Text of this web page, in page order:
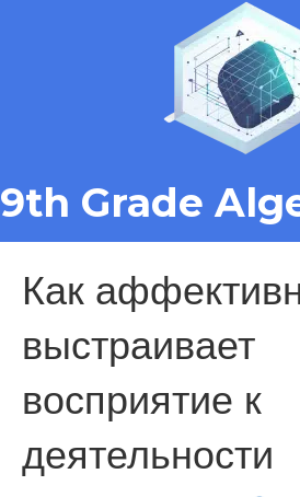
9th Grade
Как
выстраивает
восприятие к
деятельности